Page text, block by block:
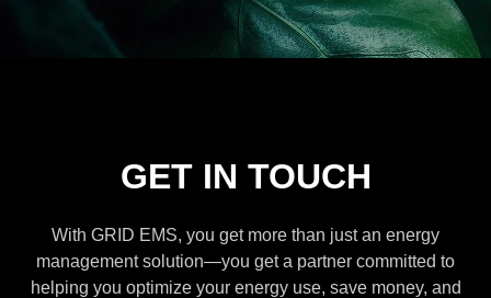
GET IN TOUCH
With GRID EMS, you get more than just an energy
management solution—you get a partner committed to
helping you optimize your energy use, save money, and